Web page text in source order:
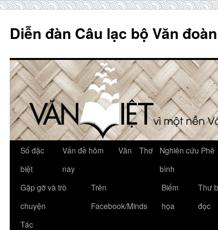
content
Diễn đàn Câu lạc bộ Văn
Số đặc
biệt
Vấn đề hôm
nay
Văn Thơ
Nghiên cứu Phê
bình
Gặp gỡ và trò
chuyện
Trên
Facebook/Minds
Biếm
họa
Thư
đọc
Tác